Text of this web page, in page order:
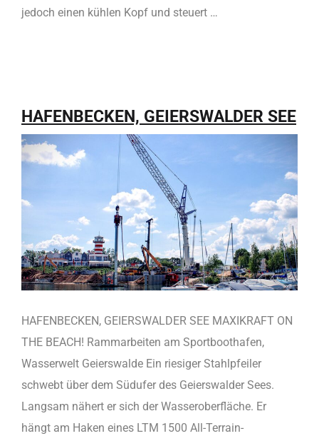
jedoch einen kühlen Kopf und steuert …
HAFENBECKEN, GEIERSWALDER SEE
HAFENBECKEN, GEIERSWALDER SEE MAXIKRAFT ON
THE BEACH! Rammarbeiten am Sportboothafen,
Wasserwelt Geierswalde Ein riesiger Stahlpfeiler
schwebt über dem Südufer des Geierswalder Sees.
Langsam nähert er sich der Wasseroberfläche. Er
hängt am Haken eines LTM 1500 All-Terrain-